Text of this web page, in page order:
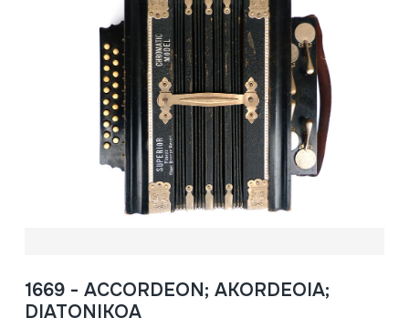
1669 - ACCORDEON; AKORDEOIA;
DIATONIKOA